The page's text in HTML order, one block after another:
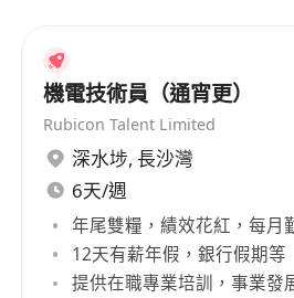
進行定期巡查及預防性維修
處理電子設備的故障檢查及
與客戶對接，跟進安裝、維
為客戶提供基本技術支援及
填寫維修、巡查及技術記錄
按需要到不同客戶地點進
執行上司指派的其他相關技
職位要求
機電技術員（通宵更）
Rubicon Talent Limited
深水埗, 長沙灣
6天/週
年尾雙糧，績效花紅，每月
12天有薪年假，銀行假期等
提供在職專業培訓，事業發